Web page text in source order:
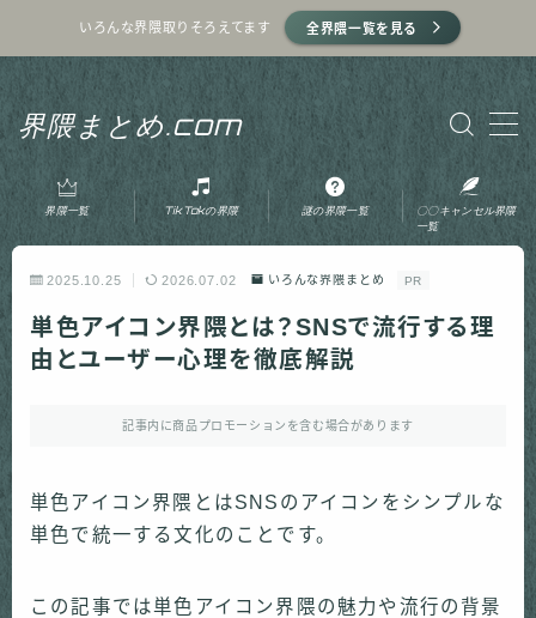
いろんな界隈取りそろえてます 全界隈一覧を見る
界隈まとめ.com
MENU
ホーム
プライバシーポリシー
運営者情報
お問い合わせ
界隈一覧 TikTokの界隈 謎の界隈一覧
〇〇キャンセル界隈
一覧
2025.10.25 2026.07.02 いろんな界隈まとめ PR
単色アイコン界隈とは？SNSで流行する理
由とユーザー心理を徹底解説
記事内に商品プロモーションを含む場合があります
単色アイコン界隈とはSNSのアイコンをシンプルな
単色で統一する文化のことです。
この記事では単色アイコン界隈の魅力や流行の背景